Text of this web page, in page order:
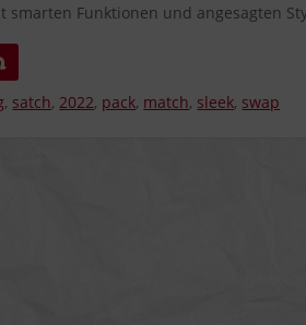
smarten Funktionen und angesagten
, satch, 2022, pack, match, sleek, swap